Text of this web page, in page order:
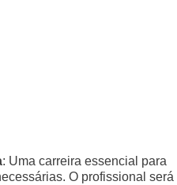
: Uma carreira essencial para
O profissional será